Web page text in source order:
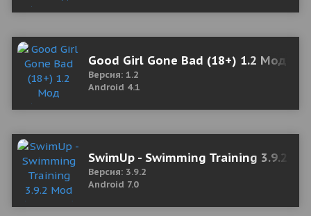
Good Girl Gone Bad (18+) 1.2 Мод
Версия: 1.2
Android 4.1
SwimUp - Swimming Training 3.9.2
Версия: 3.9.2
Android 7.0